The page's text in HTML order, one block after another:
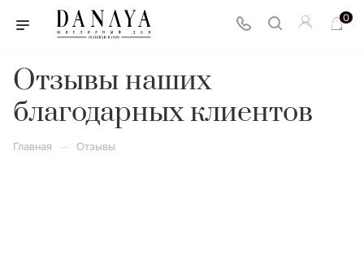
0
Отзывы наших
благодарных клиентов
Главная — Отзывы